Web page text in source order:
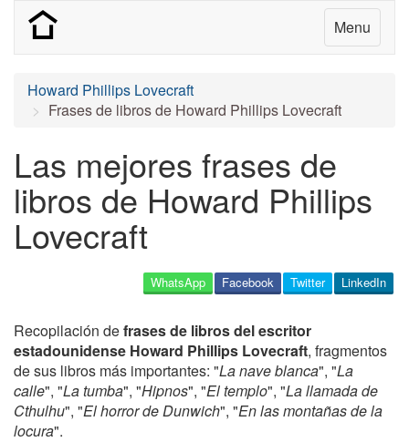
Menu
Howard Phillips Lovecraft
Frases de libros de Howard Phillips Lovecraft
Las mejores frases de
libros de Howard Phillips
Lovecraft
LinkedIn
Twitter
Facebook
WhatsApp
Recopilación defrases de libros del escritor
estadounidense Howard Phillips Lovecraft, fragmentos
de sus libros más importantes: "La nave blanca", "La
calle", "La tumba", "Hipnos", "El templo", "La llamada de
Cthulhu", "El horror de Dunwich", "En las montañas de la
locura".